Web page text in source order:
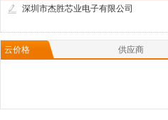
深圳市杰胜芯业电子有限公司
云价格 供应商